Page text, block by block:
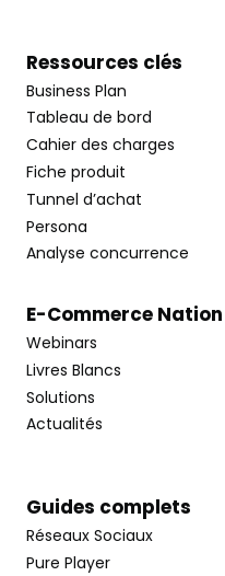
Ressources clés
Business Plan
Tableau de bord
Cahier des charges
Fiche produit
Tunnel d’achat
Persona
Analyse concurrence
E-Commerce Nation
Webinars
Livres Blancs
Solutions
Actualités
Guides complets
Réseaux Sociaux
Pure Player